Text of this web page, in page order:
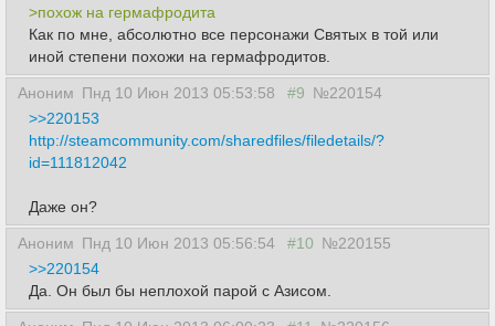
>похож на гермафродита
Как по мне, абсолютно все персонажи Святых в той или
иной степени похожи на гермафродитов.
Аноним Пнд 10 Июн 2013 05:53:58 #9 №220154
>>220153
http://steamcommunity.com/sharedfiles/filedetails/?
id=111812042
Даже он?
Аноним Пнд 10 Июн 2013 05:56:54 #10 №220155
>>220154
Да. Он был бы неплохой парой с Азисом.